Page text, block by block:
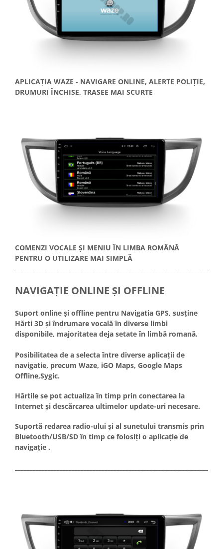
APLICAȚIA WAZE - NAVIGARE ONLINE, ALERTE POLIȚIE,
DRUMURI ÎNCHISE, TRASEE MAI SCURTE
COMENZI VOCALE ȘI MENIU ÎN LIMBA ROMÂNĂ
PENTRU O UTILIZARE MAI SIMPLĂ
NAVIGAȚIE ONLINE ȘI OFFLINE
Suport online și offline pentru Navigatia GPS, susține
Hărti 3D și îndrumare vocală în diverse limbi
disponibile, majoritatea deja setate în limbă romană.
Posibilitatea de a selecta între diverse aplicații de
navigatie, precum Waze, iGO Maps, Google Maps
Offline,Sygic.
Hărtile se pot actualiza în timp prin conectarea la
Internet și descărcarea ultimelor update-uri necesare.
Suportă redarea radio-ului și al sunetului transmis prin
Bluetooth/USB/SD în timp ce folosiți o aplicație de
navigație .